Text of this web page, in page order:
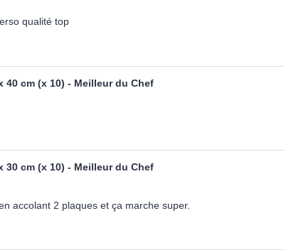
qualité top
40 cm (x 10) - Meilleur du Chef
30 cm (x 10) - Meilleur du Chef
accolant 2 plaques et ça marche super.